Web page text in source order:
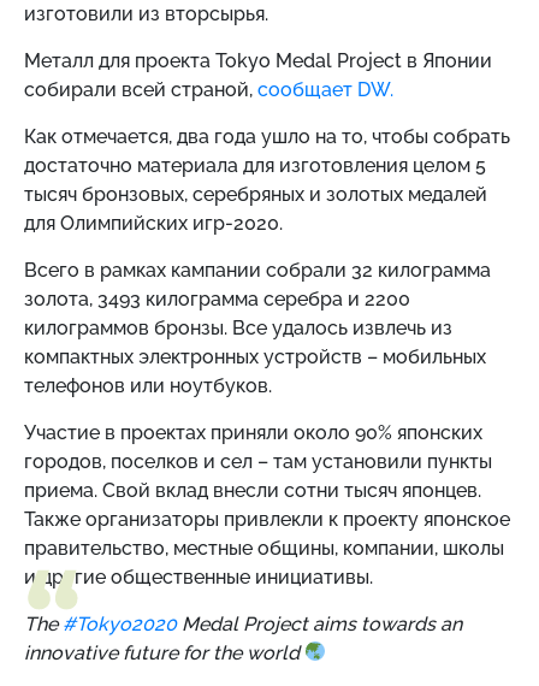
изготовили из вторсырья.
Металл для проекта Tokyo Medal Project в Японии
собирали всей страной, сообщает DW.
Как отмечается, два года ушло на то, чтобы собрать
достаточно материала для изготовления целом 5
тысяч бронзовых, серебряных и золотых медалей
для Олимпийских игр-2020.
Всего в рамках кампании собрали 32 килограмма
золота, 3493 килограмма серебра и 2200
килограммов бронзы. Все удалось извлечь из
компактных электронных устройств – мобильных
телефонов или ноутбуков.
Участие в проектах приняли около 90% японских
городов, поселков и сел – там установили пункты
приема. Свой вклад внесли сотни тысяч японцев.
Также организаторы привлекли к проекту японское
правительство, местные общины, компании, школы
и другие общественные инициативы.
The#Tokyo2020Medal Project aims towards an
innovative future for the world